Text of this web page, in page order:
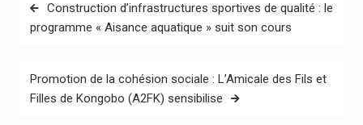
de
Construction d’infrastructures sportives de qualité : le
programme « Aisance aquatique » suit son cours
Promotion de la cohésion sociale : L’Amicale des Fils et
Filles de Kongobo (A2FK) sensibilise